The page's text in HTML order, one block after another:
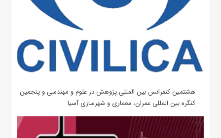
هشتمین کنفرانس بین المللی پژوهش در علوم و مهندسی و پنجمین
کنگره بین المللی عمران، معماری و شهرسازی آسیا